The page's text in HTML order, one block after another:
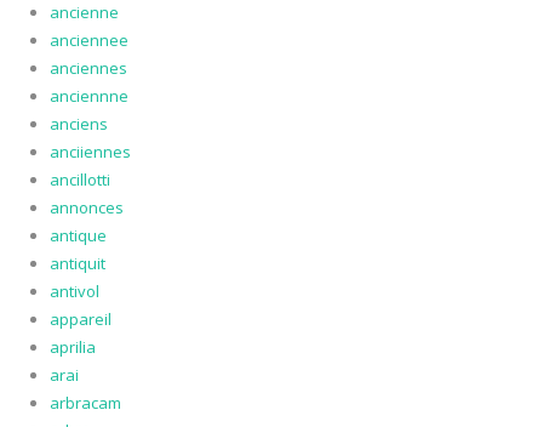
ancienne
anciennee
anciennes
anciennne
anciens
anciiennes
ancillotti
annonces
antique
antiquit
antivol
appareil
aprilia
arai
arbracam